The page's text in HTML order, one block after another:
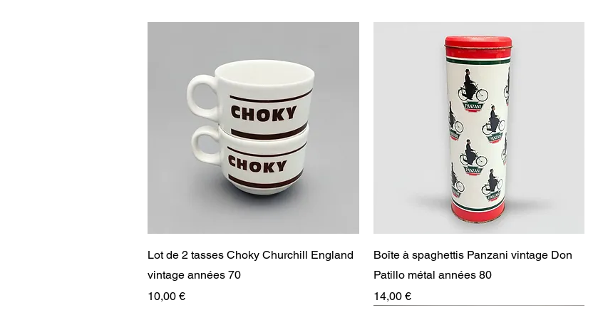
Aperçu rapide
Lot de 2 tasses Choky Churchill England
vintage années 70
Prix
10,00 €
Aperçu rapide
Boîte à spaghettis Panzani vintage Don
Patillo métal années 80
Prix
14,00 €